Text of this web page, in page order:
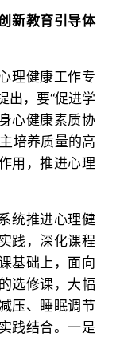
新教育引导体
理健康工作专
出，要“促进学
心健康素质协
培养质量的高
用，推进心理
统推进心理健
践，深化课程
基础上，面向
选修课，大幅
压、睡眠调节
践结合。一是